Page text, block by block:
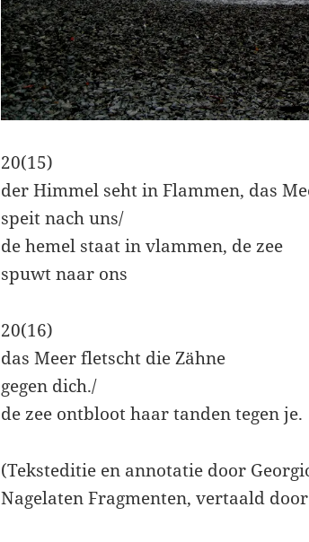
20(15)
der Himmel seht in Flammen, das
speit nach uns/
de hemel staat in vlammen, de zee
spuwt naar ons
20(16)
das Meer fletscht die Zähne
gegen dich./
de zee ontbloot haar tanden tegen je.
(Teksteditie en annotatie door
Nagelaten Fragmenten, vertaald